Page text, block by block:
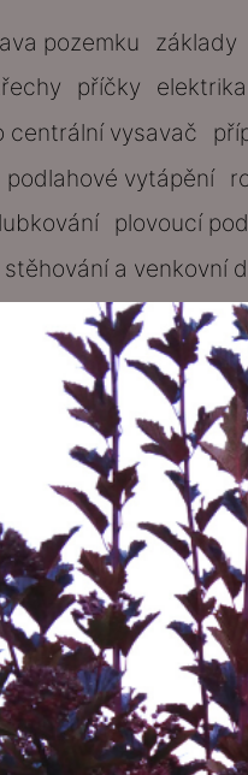
pozemku základy
příčky elektrika
centrální vysavač
podlahové vytápění
plovoucí
stěhování a venkovní